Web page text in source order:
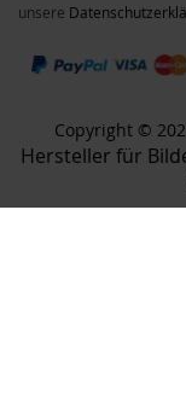
unsere
Copyright ©
Hersteller für